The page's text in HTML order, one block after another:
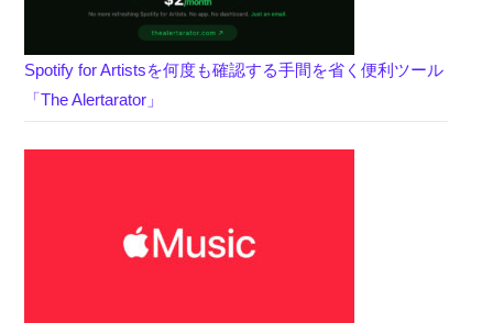
Spotify for Artistsを何度も確認する手間を省く便利ツール
「The Alertarator」